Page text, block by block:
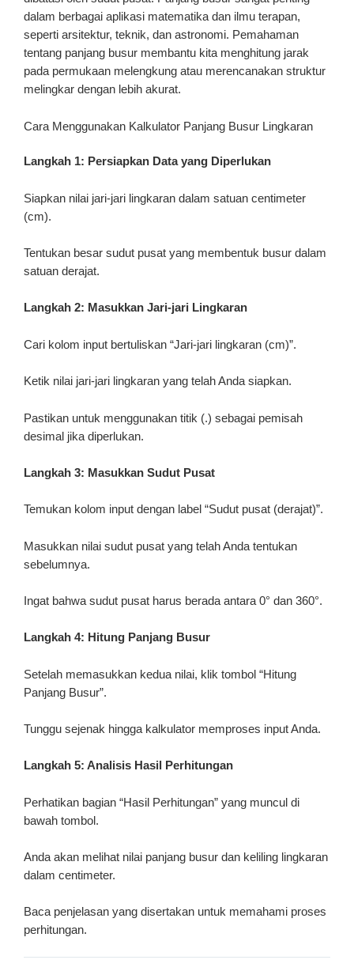
dalam berbagai aplikasi matematika dan ilmu terapan,
seperti arsitektur, teknik, dan astronomi. Pemahaman
tentang panjang busur membantu kita menghitung jarak
pada permukaan melengkung atau merencanakan struktur
melingkar dengan lebih akurat.
Cara Menggunakan Kalkulator Panjang Busur Lingkaran
Langkah 1: Persiapkan Data yang Diperlukan
Siapkan nilai jari-jari lingkaran dalam satuan centimeter
(cm).
Tentukan besar sudut pusat yang membentuk busur dalam
satuan derajat.
Langkah 2: Masukkan Jari-jari Lingkaran
Cari kolom input bertuliskan “Jari-jari lingkaran (cm)”.
Ketik nilai jari-jari lingkaran yang telah Anda siapkan.
Pastikan untuk menggunakan titik (.) sebagai pemisah
desimal jika diperlukan.
Langkah 3: Masukkan Sudut Pusat
Temukan kolom input dengan label “Sudut pusat (derajat)”.
Masukkan nilai sudut pusat yang telah Anda tentukan
sebelumnya.
Ingat bahwa sudut pusat harus berada antara 0° dan 360°.
Langkah 4: Hitung Panjang Busur
Setelah memasukkan kedua nilai, klik tombol “Hitung
Panjang Busur”.
Tunggu sejenak hingga kalkulator memproses input Anda.
Langkah 5: Analisis Hasil Perhitungan
Perhatikan bagian “Hasil Perhitungan” yang muncul di
bawah tombol.
Anda akan melihat nilai panjang busur dan keliling lingkaran
dalam centimeter.
Baca penjelasan yang disertakan untuk memahami proses
perhitungan.